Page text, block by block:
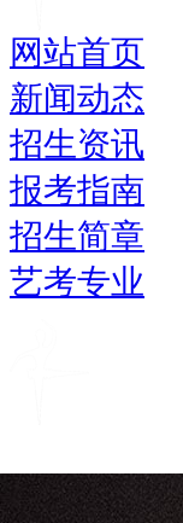
网站首页
新闻动态
招生资讯
报考指南
招生简章
艺考专业